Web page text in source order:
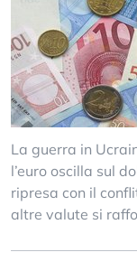
La guerra in
l’euro oscilla sul
ripresa con il
altre valute si